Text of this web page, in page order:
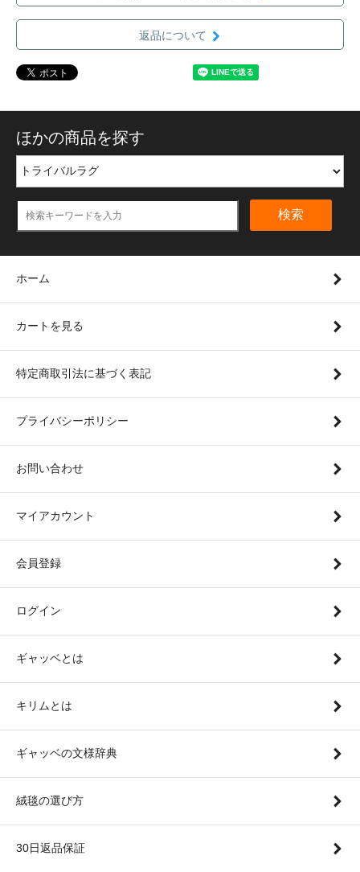
返品について
ほかの商品を探す
検索
ホーム
カートを見る
特定商取引法に基づく表記
プライバシーポリシー
お問い合わせ
マイアカウント
会員登録
ログイン
ギャッベとは
キリムとは
ギャッベの文様辞典
絨毯の選び方
30日返品保証